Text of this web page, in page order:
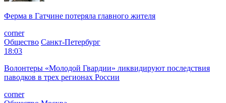
Ферма в Гатчине потеряла главного жителя
corner
Общество Санкт-Петербург
18:03
Волонтеры «Молодой Гвардии» ликвидируют последствия
паводков в трех регионах России
corner